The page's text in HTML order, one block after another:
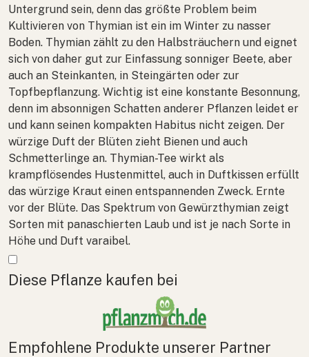
Untergrund sein, denn das größte Problem beim
Kultivieren von Thymian ist ein im Winter zu nasser
Boden. Thymian zählt zu den Halbsträuchern und eignet
sich von daher gut zur Einfassung sonniger Beete, aber
auch an Steinkanten, in Steingärten oder zur
Topfbepflanzung. Wichtig ist eine konstante Besonnung,
denn im absonnigen Schatten anderer Pflanzen leidet er
und kann seinen kompakten Habitus nicht zeigen. Der
würzige Duft der Blüten zieht Bienen und auch
Schmetterlinge an. Thymian-Tee wirkt als
krampflösendes Hustenmittel, auch in Duftkissen erfüllt
das würzige Kraut einen entspannenden Zweck. Ernte
vor der Blüte. Das Spektrum von Gewürzthymian zeigt
Sorten mit panaschierten Laub und ist je nach Sorte in
Höhe und Duft varaibel.
Mehr anzeigen
Diese Pflanze kaufen bei
Empfohlene Produkte unserer Partner